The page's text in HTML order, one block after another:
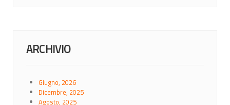
ARCHIVIO
Giugno, 2026
Dicembre, 2025
Agosto, 2025